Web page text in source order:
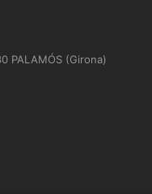
PALAMÓS (Girona)